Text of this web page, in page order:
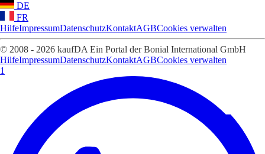
DE
FR
HilfeImpressumDatenschutzKontaktAGBCookies verwalten
© 2008 - 2026 kaufDA Ein Portal der Bonial International GmbH
HilfeImpressumDatenschutzKontaktAGBCookies verwalten
1